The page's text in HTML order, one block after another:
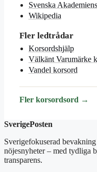
Svenska
Wikipedia
Fler ledtrådar
Korsordshjälp
Välkänt Varumärke
Vandel korsord
Fler korsordsord →
SverigePosten
Sverigefokuserad
nöjesnyheter – med tydliga
transparens.